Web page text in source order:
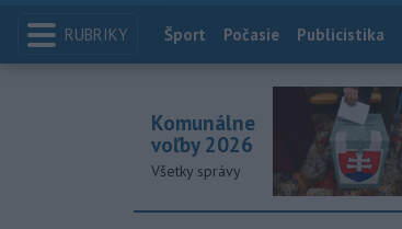
RUBRIKY Index
Šport Počasie Publicistika
Komunálne
voľby 2026
Všetky správy